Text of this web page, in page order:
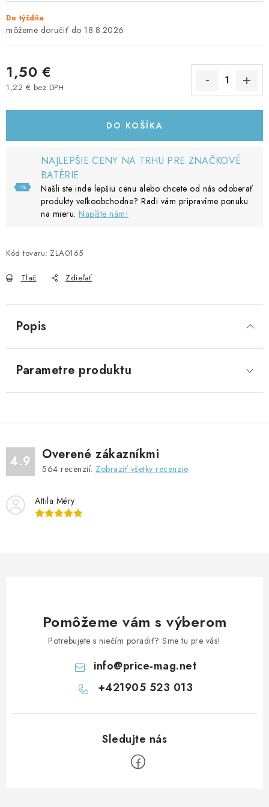
Do týždňa
18.8.2026
1,50 €
1,22 € bez DPH
DO KOŠÍKA
NAJLEPŠIE CENY NA TRHU PRE ZNAČKOVÉ
BATÉRIE.
Našli ste inde lepšiu cenu alebo chcete od nás odoberať
produkty veľkoobchodne? Radi vám pripravíme ponuku
na mieru. Napíšte nám!
Kód tovaru: ZLA0165
Tlač Zdieľať
Popis
Parametre produktu
4.9 Overené zákazníkmi
564 recenzií. Zobraziť všetky recenzie
Attila Méry
Pomôžeme vám s výberom
Potrebujete s niečím poradiť? Sme tu pre vás!
info@price-mag.net
+421905 523 013